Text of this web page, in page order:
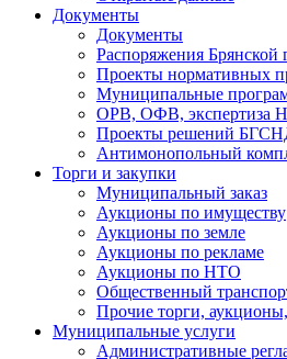
Документы
Документы
Распоряжения Брянской
Проекты нормативных
Муниципальные
ОРВ, ОФВ, экспертиза
Проекты решений
Антимонопольный
Торги и закупки
Муниципальный заказ
Аукционы по имуществу
Аукционы по земле
Аукционы по рекламе
Аукционы по НТО
Общественный
Прочие торги,
Муниципальные услуги
Административные